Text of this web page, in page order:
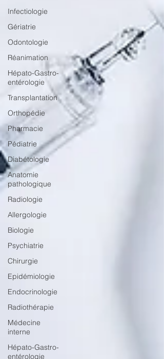
Infectiologie
Gériatrie
Odontologie
Réanimation
Hépato-Gastro-
entérologie
Transplantation
Orthopédie
Pharmacie
Pédiatrie
Diabétologie
Anatomie
pathologique
Radiologie
Allergologie
Biologie
Psychiatrie
Chirurgie
Epidémiologie
Endocrinologie
Radiothérapie
Médecine
interne
Hépato-Gastro-
entérologie